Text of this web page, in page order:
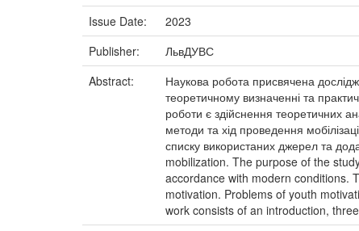
Issue Date:
2023
Publisher:
ЛьвДУВС
Abstract:
Наукова робота присвячена
теоретичному визначенні та
роботи є здійснення теоретичних
методи та хід проведення
списку використаних джерел та
mobilization. The purpose of the
accordance with modern conditions.
motivation. Problems of youth
work consists of an introduction,